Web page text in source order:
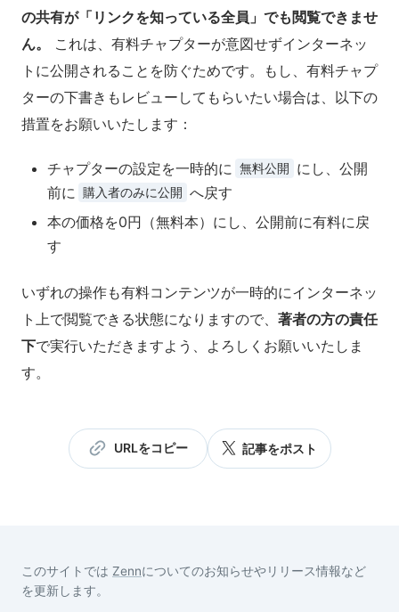
の共有が「リンクを知っている全員」でも閲覧できませ
ん。
これは、有料チャプターが意図せずインターネッ
トに公開されることを防ぐためです。もし、有料チャプ
ターの下書きもレビューしてもらいたい場合は、以下の
措置をお願いいたします：
チャプターの設定を一時的に 無料公開
にし、公開
前に
購入者のみに公開
へ戻す
本の価格を0円（無料本）にし、公開前に有料に戻
す
いずれの操作も有料コンテンツが一時的にインターネッ
ト上で閲覧できる状態になりますので、 著者の方の責任
下で実行いただきますよう、よろしくお願いいたしま
す。
URLをコピー 記事をポスト
このサイトでは Zennについてのお知らせやリリース情報など
を更新します。